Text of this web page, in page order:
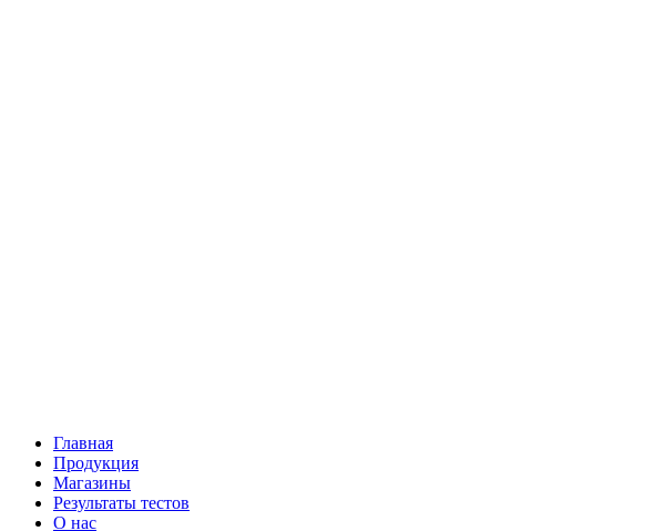
Главная
Продукция
Магазины
Результаты тестов
О нас